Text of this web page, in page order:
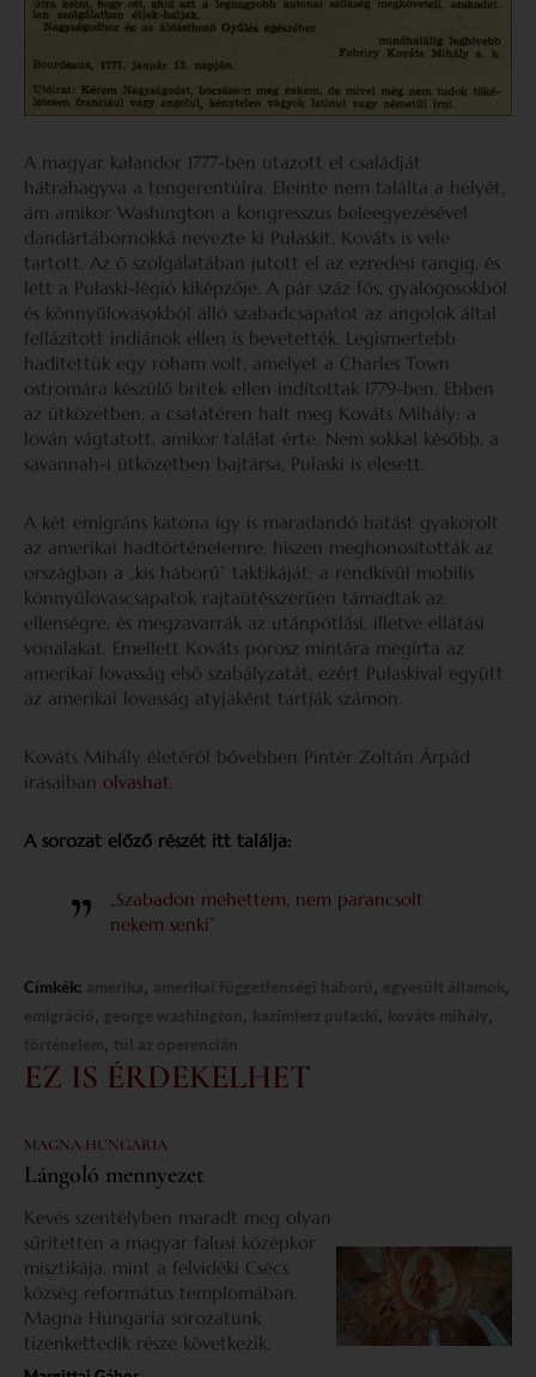
A magyar kalandor 1777-ben utazott el családját
hátrahagyva a tengerentúlra. Eleinte nem találta a helyét,
ám amikor Washington a kongresszus beleegyezésével
dandártábornokká nevezte ki Pułaskit, Kováts is vele
tartott. Az ő szolgálatában jutott el az ezredesi rangig, és
lett a Pułaski-légió kiképzője. A pár száz fős, gyalogosokból
és könnyűlovasokból álló szabadcsapatot az angolok által
fellázított indiánok ellen is bevetették. Legismertebb
haditettük egy roham volt, amelyet a Charles Town
ostromára készülő britek ellen indítottak 1779-ben. Ebben
az ütközetben, a csatatéren halt meg Kováts Mihály: a
lován vágtatott, amikor találat érte. Nem sokkal később, a
savannah-i ütközetben bajtársa, Pułaski is elesett.
A két emigráns katona így is maradandó hatást gyakorolt
az amerikai hadtörténelemre, hiszen meghonosították az
országban a „kis háború” taktikáját: a rendkívül mobilis
könnyűlovascsapatok rajtaütésszerűen támadtak az
ellenségre, és megzavarrák az utánpótlási, illetve ellátási
vonalakat. Emellett Kováts porosz mintára megírta az
amerikai lovasság első szabályzatát, ezért Pułaskival együtt
az amerikai lovasság atyjaként tartják számon.
Kováts Mihály életéről bővebben Pintér Zoltán Árpád
írásaiban olvashat
A sorozat előző részét itt találja:
„Szabadon mehettem, nem parancsolt
nekem senki”
Címkék: , , ,
, , , ,
,
EZ IS ÉRDEKELHET
MAGNA HUNGARIA
Lángoló mennyezet
Kevés szentélyben maradt meg olyan
sűrítetten a magyar falusi középkor
misztikája, mint a felvidéki Csécs
község református templomában.
Magna Hungaria sorozatunk
tizenkettedik része következik.